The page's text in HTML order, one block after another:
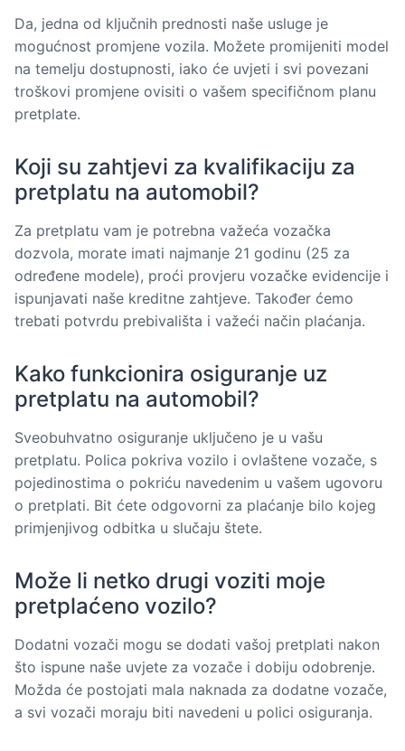
Da, jedna od ključnih prednosti naše usluge je
mogućnost promjene vozila. Možete promijeniti model
na temelju dostupnosti, iako će uvjeti i svi povezani
troškovi promjene ovisiti o vašem specifičnom planu
pretplate.
Koji su zahtjevi za kvalifikaciju za
pretplatu na automobil?
Za pretplatu vam je potrebna važeća vozačka
dozvola, morate imati najmanje 21 godinu (25 za
određene modele), proći provjeru vozačke evidencije i
ispunjavati naše kreditne zahtjeve. Također ćemo
trebati potvrdu prebivališta i važeći način plaćanja.
Kako funkcionira osiguranje uz
pretplatu na automobil?
Sveobuhvatno osiguranje uključeno je u vašu
pretplatu. Polica pokriva vozilo i ovlaštene vozače, s
pojedinostima o pokriću navedenim u vašem ugovoru
o pretplati. Bit ćete odgovorni za plaćanje bilo kojeg
primjenjivog odbitka u slučaju štete.
Može li netko drugi voziti moje
pretplaćeno vozilo?
Dodatni vozači mogu se dodati vašoj pretplati nakon
što ispune naše uvjete za vozače i dobiju odobrenje.
Možda će postojati mala naknada za dodatne vozače,
a svi vozači moraju biti navedeni u polici osiguranja.